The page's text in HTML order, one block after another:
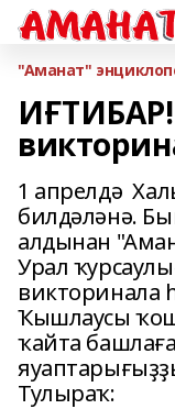
"Аманат"
1 апрелдә
билдәләнә.
алдынан
Урал
викторинала
Ҡышлаусы
ҡайта
Тулыраҡ: